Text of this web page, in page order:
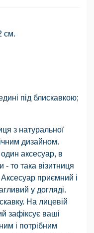
см.
під блискавкою;
з натуральної
дизайном.
аксесуар, в
- то така візитниця
приємний і
у догляді.
На лицевій
зафіксує ваші
і потрібним